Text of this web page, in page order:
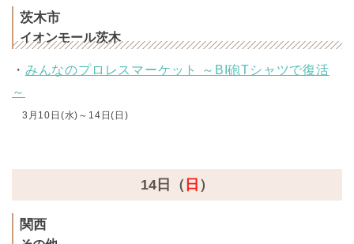
茨木市
イオンモール茨木
・ みんなのプロレスマーケット ～BI砲Tシャツで復活
～
3月10日(水)～14日(日)
14日（ 日 ）
関西